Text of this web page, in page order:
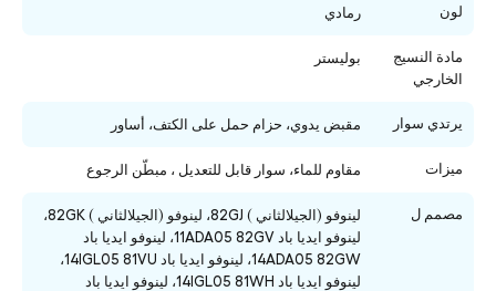
لون رمادي
مادة النسيج
الخارجي
بوليستر
يرتدي سوار مقبض يدوي، حزام حمل على الكتف، أساور
ميزات مقاوم للماء، سوار قابل للتعديل ، مبطّن الرجوع
مصمم ل
لينوفو (الجيلالثاني ) 82GJ، لينوفو (الجيلالثاني ) 82GK،
لينوفو ايديا باد 11ADA05 82GV، لينوفو ايديا باد
14ADA05 82GW، لينوفو ايديا باد 14IGL05 81VU،
لينوفو ايديا باد 14IGL05 81WH، لينوفو ايديا باد